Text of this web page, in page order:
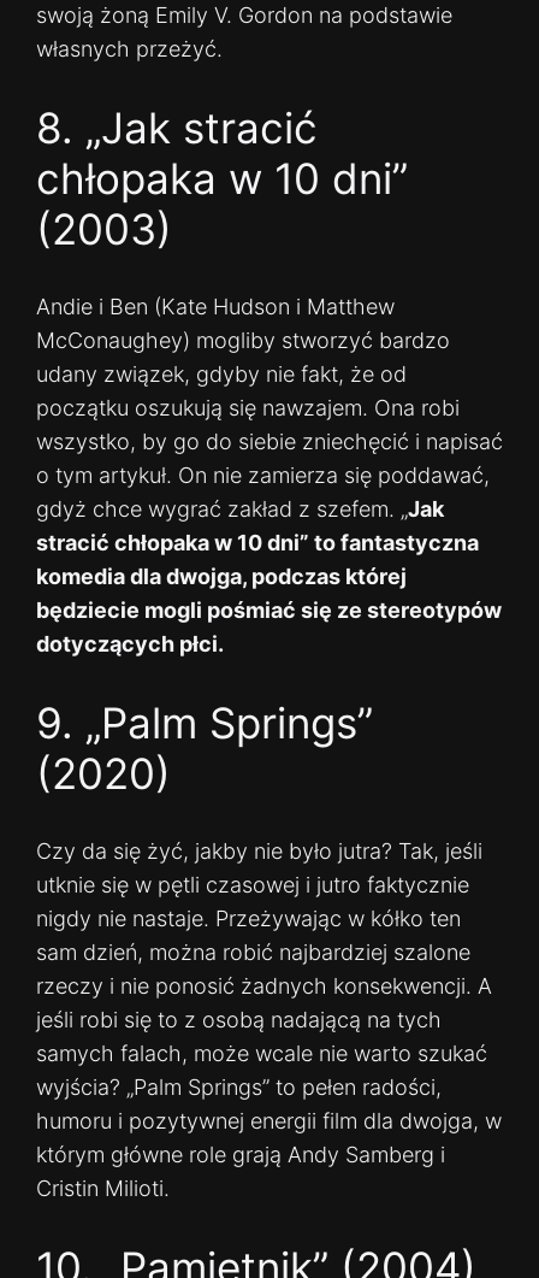
swoją żoną Emily V. Gordon na podstawie
własnych przeżyć.
8. „Jak stracić
chłopaka w 10 dni”
(2003)
Andie i Ben (Kate Hudson i Matthew
McConaughey) mogliby stworzyć bardzo
udany związek, gdyby nie fakt, że od
początku oszukują się nawzajem. Ona robi
wszystko, by go do siebie zniechęcić i napisać
o tym artykuł. On nie zamierza się poddawać,
gdyż chce wygrać zakład z szefem. „Jak
stracić chłopaka w 10 dni” to fantastyczna
komedia dla dwojga, podczas której
będziecie mogli pośmiać się ze stereotypów
dotyczących płci.
9. „Palm Springs”
(2020)
Czy da się żyć, jakby nie było jutra? Tak, jeśli
utknie się w pętli czasowej i jutro faktycznie
nigdy nie nastaje. Przeżywając w kółko ten
sam dzień, można robić najbardziej szalone
rzeczy i nie ponosić żadnych konsekwencji. A
jeśli robi się to z osobą nadającą na tych
samych falach, może wcale nie warto szukać
wyjścia? „Palm Springs” to pełen radości,
humoru i pozytywnej energii film dla dwojga, w
którym główne role grają Andy Samberg i
Cristin Milioti.
10. „Pamiętnik” (2004)